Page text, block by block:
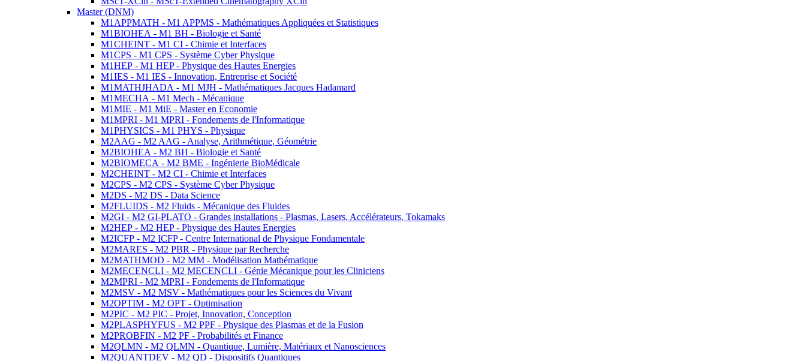
Master (DNM)
M1APPMATH - M1 APPMS - Mathématiques Appliquées et Statistiques
M1BIOHEA - M1 BH - Biologie et Santé
M1CHEINT - M1 CI - Chimie et Interfaces
M1CPS - M1 CPS - Système Cyber Physique
M1HEP - M1 HEP - Physique des Hautes Energies
M1IES - M1 IES - Innovation, Entreprise et Société
M1MATHJHADA - M1 MJH - Mathématiques Jacques Hadamard
M1MECHA - M1 Mech - Mécanique
M1MIE - M1 MiE - Master en Economie
M1MPRI - M1 MPRI - Fondements de l'Informatique
M1PHYSICS - M1 PHYS - Physique
M2AAG - M2 AAG - Analyse, Arithmétique, Géométrie
M2BIOHEA - M2 BH - Biologie et Santé
M2BIOMECA - M2 BME - Ingénierie BioMédicale
M2CHEINT - M2 CI - Chimie et Interfaces
M2CPS - M2 CPS - Système Cyber Physique
M2DS - M2 DS - Data Science
M2FLUIDS - M2 Fluids - Mécanique des Fluides
M2GI - M2 GI-PLATO - Grandes installations - Plasmas, Lasers, Accélérateurs, Tokamaks
M2HEP - M2 HEP - Physique des Hautes Energies
M2ICFP - M2 ICFP - Centre International de Physique Fondamentale
M2MARES - M2 PBR - Physique par Recherche
M2MATHMOD - M2 MM - Modélisation Mathématique
M2MECENCLI - M2 MECENCLI - Génie Mécanique pour les Cliniciens
M2MPRI - M2 MPRI - Fondements de l'Informatique
M2MSV - M2 MSV - Mathématiques pour les Sciences du Vivant
M2OPTIM - M2 OPT - Optimisation
M2PIC - M2 PIC - Projet, Innovation, Conception
M2PLASPHYFUS - M2 PPF - Physique des Plasmas et de la Fusion
M2PROBFIN - M2 PF - Probabilités et Finance
M2QLMN - M2 QLMN - Quantique, Lumière, Matériaux et Nanosciences
M2QUANTDEV - M2 QD - Dispositifs Quantiques